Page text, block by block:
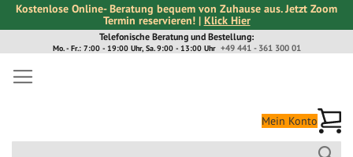
Kostenlose Online- Beratung bequem von Zuhause aus. Jetzt Zoom
Termin reservieren! | Klick Hier
zum
Inhalt
Telefonische Beratung und Bestellung:
+49 441 - 361 300 01
Mo. - Fr.: 7:00 - 19:00 Uhr, Sa. 9:00 - 13:00 Uhr
Mein Konto